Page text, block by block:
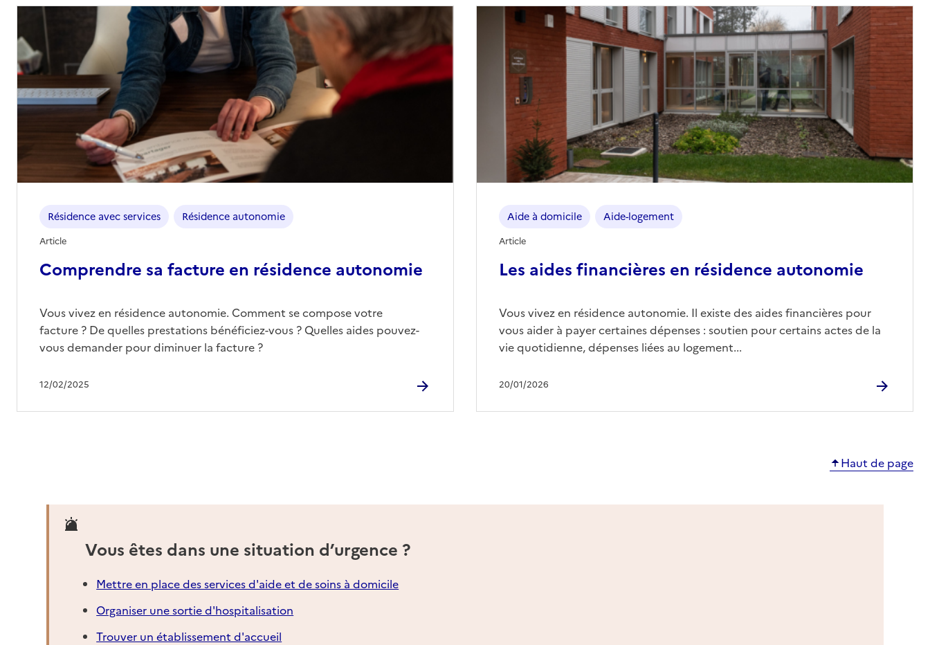
Comprendre sa facture en résidence autonomie
12/02/2025
Résidence avec services Résidence autonomie
Article
Vous vivez en résidence autonomie. Comment se compose votre
facture ? De quelles prestations bénéficiez-vous ? Quelles aides pouvez-
vous demander pour diminuer la facture ?
Les aides financières en résidence autonomie
20/01/2026
Aide à domicile Aide-logement
Article
Vous vivez en résidence autonomie. Il existe des aides financières pour
vous aider à payer certaines dépenses : soutien pour certains actes de la
vie quotidienne, dépenses liées au logement...
Haut de page
Vous êtes dans une situation d’urgence ?
Mettre en place des services d'aide et de soins à domicile
Organiser une sortie d'hospitalisation
Trouver un établissement d'accueil